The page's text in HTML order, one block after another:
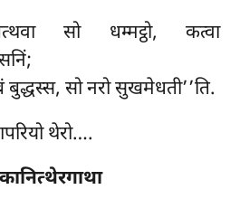
सो धम्मट्ठो, कत्वा
सो नरो सुखमेधती’’ति.
थेरो….